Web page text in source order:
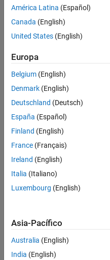
Ordenar por
Guardar
empleos
seleccionados
No se
han
traducido
todos
los
empleos.
Busque
por
ubicación
todos
empleos
en su
América Latina (Español)
Canada (English)
United States (English)
Europa
Belgium (English)
Denmark (English)
Deutschland (Deutsch)
España (Español)
Finland (English)
France (Français)
Ireland (English)
Italia (Italiano)
Luxembourg (English)
Asia-Pacífico
Australia (English)
India (English)